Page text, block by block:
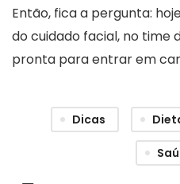
Então, fica a pergunta:
do cuidado facial, no time
pronta para entrar em
Dicas